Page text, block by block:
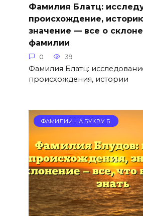
Фамилия Блатц:
происхождение,
значение — все о
фамилии
0 39
Фамилия Блатц:
происхождения, истории
ФАМИЛИИ НА БУКВУ Б